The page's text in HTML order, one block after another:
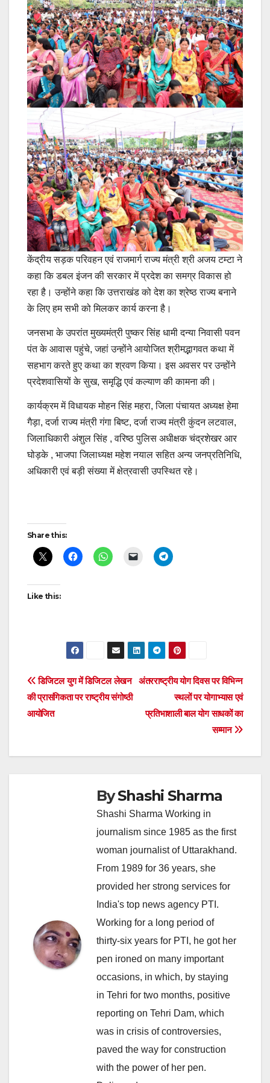
केंद्रीय सड़क परिवहन एवं राजमार्ग राज्य मंत्री श्री अजय टम्टा ने
कहा कि डबल इंजन की सरकार में प्रदेश का समग्र विकास हो
रहा है। उन्होंने कहा कि उत्तराखंड को देश का श्रेष्ठ राज्य बनाने
के लिए हम सभी को मिलकर कार्य करना है।
जनसभा के उपरांत मुख्यमंत्री पुष्कर सिंह धामी दन्या निवासी पवन
पंत के आवास पहुंचे, जहां उन्होंने आयोजित श्रीमद्भागवत कथा में
सहभाग करते हुए कथा का श्रवण किया। इस अवसर पर उन्होंने
प्रदेशवासियों के सुख, समृद्धि एवं कल्याण की कामना की।
कार्यक्रम में विधायक मोहन सिंह महरा, जिला पंचायत अध्यक्ष हेमा
गैड़ा, दर्जा राज्य मंत्री गंगा बिष्ट, दर्जा राज्य मंत्री कुंदन लटवाल,
जिलाधिकारी अंशुल सिंह , वरिष्ठ पुलिस अधीक्षक चंद्रशेखर आर
घोड़के , भाजपा जिलाध्यक्ष महेश नयाल सहित अन्य जनप्रतिनिधि,
अधिकारी एवं बड़ी संख्या में क्षेत्रवासी उपस्थित रहे।
Post
navigation
Share this:
Like this:
Post
navigation
अंतरराष्ट्रीय योग दिवस पर विभिन्न
स्थलों पर योगाभ्यास एवं
प्रतिभाशाली बाल योग साधकों का
सम्मान
डिजिटल युग में डिजिटल लेखन
की प्रासंगिकता पर राष्ट्रीय संगोष्ठी
आयोजित
ByShashi Sharma
Shashi Sharma Working in
journalism since 1985 as the first
woman journalist of Uttarakhand.
From 1989 for 36 years, she
provided her strong services for
India's top news agency PTI.
Working for a long period of
thirty-six years for PTI, he got her
pen ironed on many important
occasions, in which, by staying
in Tehri for two months, positive
reporting on Tehri Dam, which
was in crisis of controversies,
paved the way for construction
with the power of her pen.